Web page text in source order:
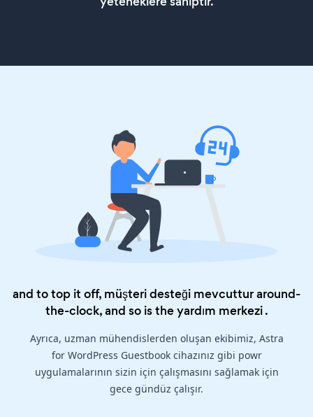
and to top it off, müşteri desteği mevcuttur around-
the-clock, and so is theyardım merkezi.
Ayrıca, uzman mühendislerden oluşan ekibimiz, Astra
for WordPress Guestbook cihazınız gibi powr
uygulamalarının sizin için çalışmasını sağlamak için
gece gündüz çalışır.